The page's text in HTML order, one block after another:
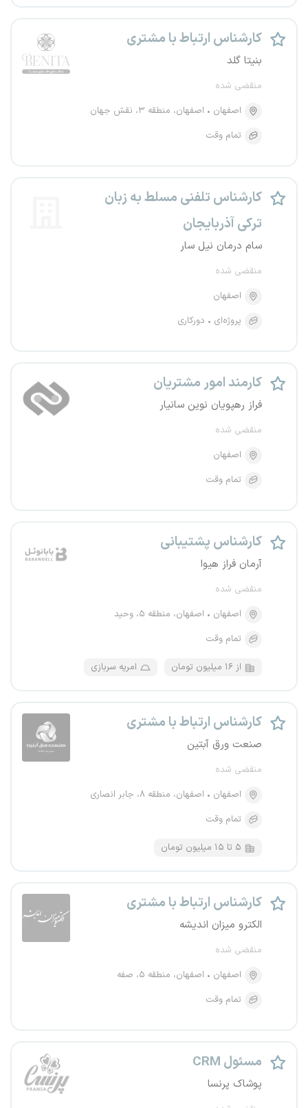
کارشناس ارتباط با مشتری
بنیتا گلد
منقضی شده
اصفهان
اصفهان، منطقه ۳، نقش جهان
تمام وقت
کارشناس تلفنی مسلط به زبان
ترکی آذربایجان
سام درمان نیل سار
منقضی شده
اصفهان
پروژه‌ای
دورکاری
کارمند امور مشتریان
فراز رهپویان نوین سانیار
منقضی شده
اصفهان
تمام وقت
کارشناس پشتیبانی
آرمان فراز هیوا
منقضی شده
اصفهان
اصفهان، منطقه ۵، وحید
تمام وقت
از ۱۶ میلیون تومان امریه سربازی
کارشناس ارتباط با مشتری
صنعت ورق آبتین
منقضی شده
اصفهان
اصفهان، منطقه ۸، جابر انصاری
تمام وقت
۵ تا ۱۵ میلیون تومان
کارشناس ارتباط با مشتری
الکترو میزان اندیشه
منقضی شده
اصفهان
اصفهان، منطقه ۵، صفه
تمام وقت
مسئول CRM
پوشاک پرنسا